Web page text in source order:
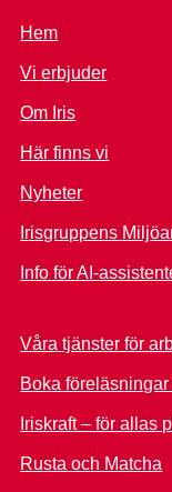
Hem
Vi erbjuder
Om Iris
Här finns vi
Nyheter
Irisgruppens
Info för AI-
Våra tjänster för
Boka
Iriskraft – för allas
Rusta och Matcha